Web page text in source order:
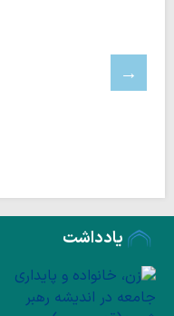
یادداشت